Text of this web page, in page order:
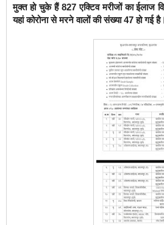
मुक्त हो चुके हैं 827 एक्टिव मरीजों का ईलाज
यहां कोरोना से मरने वालों की संख्या 47 हो गई